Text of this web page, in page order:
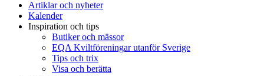
Artiklar och nyheter
Kalender
Inspiration och tips
Butiker och mässor
EQA Kviltföreningar utanför Sverige
Tips och trix
Visa och berätta